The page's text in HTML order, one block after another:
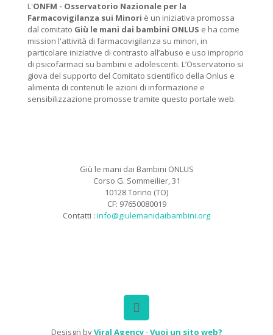
L'ONFM - Osservatorio Nazionale per la
Farmacovigilanza sui Minori è un iniziativa promossa
dal comitato Giù le mani dai bambini ONLUS e ha come
mission l'attività di farmacovigilanza su minori, in
particolare iniziative di contrasto all’abuso e uso improprio
di psicofarmaci su bambini e adolescenti. L’Osservatorio si
giova del supporto del Comitato scientifico della Onlus e
alimenta di contenuti le azioni di informazione e
sensibilizzazione promosse tramite questo portale web.
Giù le mani dai Bambini ONLUS
Corso G. Sommeilier, 31
10128 Torino (TO)
CF: 97650080019
Contatti : info@giulemanidaibambini.org
Desisgn byViral Agency-Vuoi un sito web?